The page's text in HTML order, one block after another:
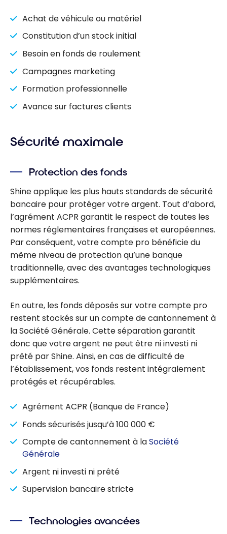
Achat de véhicule ou matériel
Constitution d’un stock initial
Besoin en fonds de roulement
Campagnes marketing
Formation professionnelle
Avance sur factures clients
Sécurité maximale
Protection des fonds
Shine applique les plus hauts standards de sécurité
bancaire pour protéger votre argent. Tout d’abord,
l’agrément ACPR garantit le respect de toutes les
normes réglementaires françaises et européennes.
Par conséquent, votre compte pro bénéficie du
même niveau de protection qu’une banque
traditionnelle, avec des avantages technologiques
supplémentaires.
En outre, les fonds déposés sur votre compte pro
restent stockés sur un compte de cantonnement à
la Société Générale. Cette séparation garantit
donc que votre argent ne peut être ni investi ni
prêté par Shine. Ainsi, en cas de difficulté de
l’établissement, vos fonds restent intégralement
protégés et récupérables.
Agrément ACPR (Banque de France)
Fonds sécurisés jusqu’à 100 000 €
Compte de cantonnement à laSociété
Générale
Argent ni investi ni prêté
Supervision bancaire stricte
Technologies avancées